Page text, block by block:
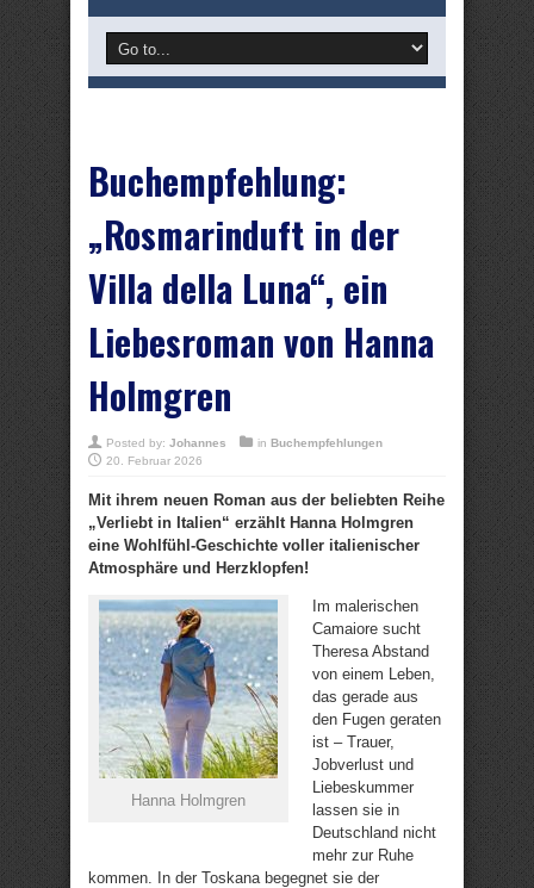
Buchempfehlung:
„Rosmarinduft in der
Villa della Luna“, ein
Liebesroman von Hanna
Holmgren
Posted by: Johannes in Buchempfehlungen
20. Februar 2026
Mit ihrem neuen Roman aus der beliebten Reihe
„Verliebt in Italien“ erzählt Hanna Holmgren
eine Wohlfühl-Geschichte voller italienischer
Atmosphäre und Herzklopfen!
Hanna Holmgren
Im malerischen
Camaiore sucht
Theresa Abstand
von einem Leben,
das gerade aus
den Fugen geraten
ist – Trauer,
Jobverlust und
Liebeskummer
lassen sie in
Deutschland nicht
mehr zur Ruhe
kommen. In der Toskana begegnet sie der